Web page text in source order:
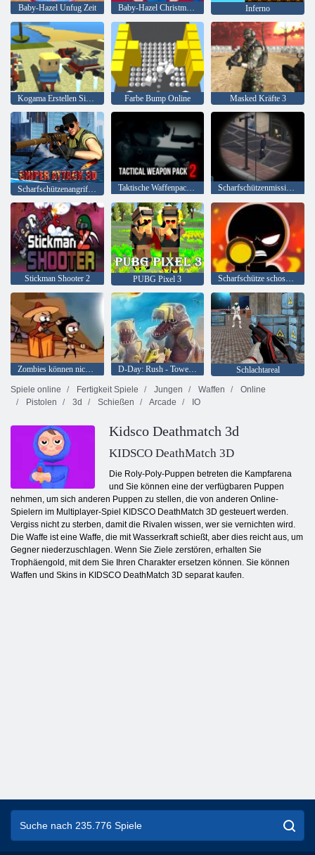
Baby-Hazel Unfug Zeit Baby-Hazel Christmas Time Inferno
Kogama Erstellen Sie Ihr Haus Farbe Bump Online Masked Kräfte 3
Taktische Waffenpackung 2 Scharfschützenmission 3d
Stickman Shooter 2 PUBG Pixel 3 Scharfschütze schoss 3D
Zombies können nicht springen D-Day: Rush - Tower Defense
Schlachtareal
Spiele online
Fertigkeit Spiele Jungen Waffen
Online
Pistolen
3d Schießen Arcade IO
Kidsco Deathmatch 3d
KIDSCO DeathMatch 3D
Die Roly-Poly-Puppen betreten die Kampfarena
und Sie können eine der verfügbaren Puppen
nehmen, um sich anderen Puppen zu stellen, die von anderen Online-
Spielern im Multiplayer-Spiel KIDSCO DeathMatch 3D gesteuert werden.
Vergiss nicht zu sterben, damit die Rivalen wissen, wer sie vernichten wird.
Die Waffe ist eine Waffe, die mit Wasserkraft schießt, aber dies reicht aus, um
Gegner niederzuschlagen. Wenn Sie Ziele zerstören, erhalten Sie
Trophäengold, mit dem Sie Ihren Charakter ersetzen können. Sie können
Waffen und Skins in KIDSCO DeathMatch 3D separat kaufen.